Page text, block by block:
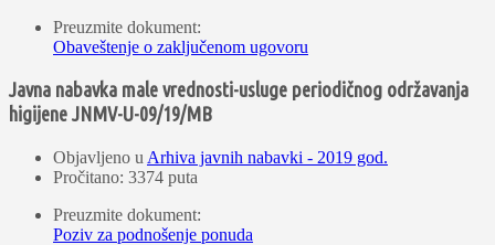
Preuzmite dokument:
Obaveštenje o zaključenom ugovoru
Javna nabavka male vrednosti-usluge periodičnog održavanja
higijene JNMV-U-09/19/MB
Objavljeno u Arhiva javnih nabavki - 2019 god.
Pročitano: 3374 puta
Preuzmite dokument:
Poziv za podnošenje ponuda